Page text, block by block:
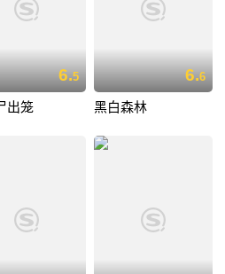
6.5
出笼
6.6
黑白森林